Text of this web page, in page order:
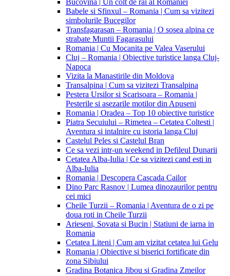
Bucovina | Un colt de rai al Romaniei
Babele si Sfinxul – Romania | Cum sa vizitezi
simbolurile Bucegilor
Transfagarasan – Romania | O sosea alpina ce
strabate Muntii Fagarasului
Romania | Cu Mocanita pe Valea Vaserului
Cluj – Romania | Obiective turistice langa Cluj-
Napoca
Vizita la Manastirile din Moldova
Transalpina | Cum sa vizitezi Transalpina
Pestera Ursilor si Scarisoara – Romania |
Pesterile si asezarile motilor din Apuseni
Romania | Oradea – Top 10 obiective turistice
Piatra Secuiului – Rimetea – Cetatea Coltesti |
Aventura si intalnire cu istoria langa Cluj
Castelul Peles si Castelul Bran
Ce sa vezi intr-un weekend in Defileul Dunarii
Cetatea Alba-Iulia | Ce sa vizitezi cand esti in
Alba-Iulia
Romania | Descopera Cascada Cailor
Dino Parc Rasnov | Lumea dinozaurilor pentru
cei mici
Cheile Turzii – Romania | Aventura de o zi pe
doua roti in Cheile Turzii
Arieseni, Sovata si Bucin | Statiuni de iarna in
Romania
Cetatea Liteni | Cum am vizitat cetatea lui Gelu
Romania | Obiective si biserici fortificate din
zona Sibiului
Gradina Botanica Jibou si Gradina Zmeilor